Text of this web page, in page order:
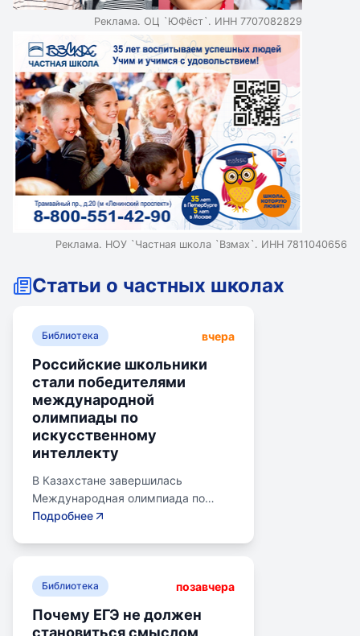
повышает самостоятельность и расширяет
возможности для подготовки школьников.
Реклама. ОЦ `ЮФёст`. ИНН 7707082829
Реклама. НОУ `Частная школа `Взмах`. ИНН 7811040656
Статьи о частных школах
Библиотека вчера
Российские школьники
стали победителями
международной
олимпиады по
искусственному
интеллекту
В Казахстане завершилась
Международная олимпиада по
искусственному интеллекту.
бронзовую медаль. Олимпиада
стран, заняв второе место по числу
Подробнее
Библиотека позавчера
Почему ЕГЭ не должен
становиться смыслом